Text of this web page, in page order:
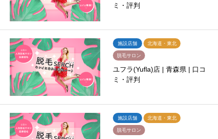
ミ・評判
施設店舗 北海道・東北
脱毛サロン
ユフラ(Yufla)店 | 青森県 | 口コ
ミ・評判
施設店舗 北海道・東北
脱毛サロン